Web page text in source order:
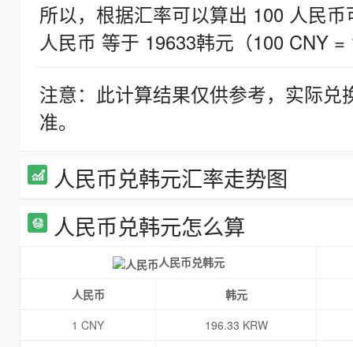
所以，根据汇率可以算出 100 人民
人民币 等于 19633韩元（100 CNY =
注意：此计算结果仅供参考，实际
准。
人民币兑韩元汇率走势图
人民币兑韩元怎么算
人民币兑韩元
人民币
韩元
1 CNY
196.33 KRW